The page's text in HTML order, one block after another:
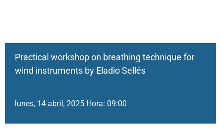
Practical workshop on breathing technique for
wind instruments by Eladio Sellés
lunes, 14 abril, 2025 Hora: 09:00